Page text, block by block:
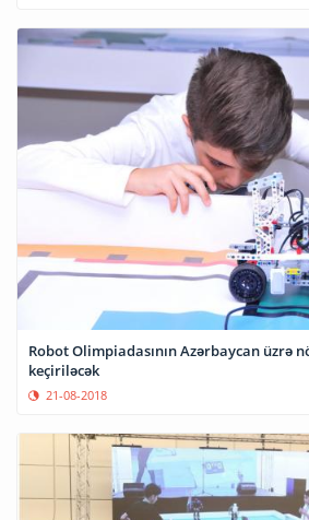
Robot Olimpiadasının Azərbaycan üzrə
keçiriləcək
21-08-2018